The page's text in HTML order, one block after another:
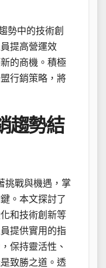
勢中的技術創
提高營運效
的商機。積極
行銷策略，將
趨勢結
挑戰與機遇，掌
。本文探討了
和技術創新等
提供實用的指
保持靈活性、
致勝之道。透